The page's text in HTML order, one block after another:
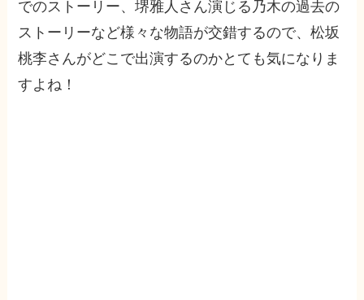
でのストーリー、堺雅人さん演じる乃木の過去の
ストーリーなど様々な物語が交錯するので、松坂
桃李さんがどこで出演するのかとても気になりま
すよね！